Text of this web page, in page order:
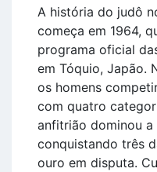
A história do judô
começa em 1964,
programa oficial
em Tóquio, Japão.
os homens
com quatro
anfitrião dominou
conquistando três
ouro em disputa.